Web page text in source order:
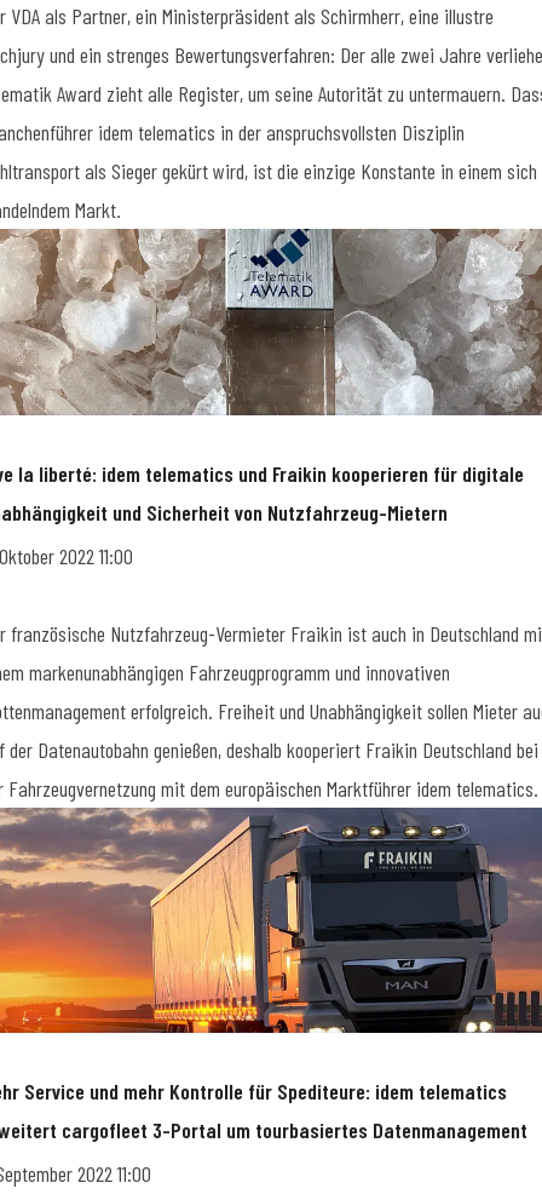
VDA als Partner, ein Ministerpräsident als Schirmherr, eine illustre
und ein strenges Bewertungsverfahren: Der alle zwei Jahre
Award zieht alle Register, um seine Autorität zu untermauern.
idem telematics in der anspruchsvollsten Disziplin
als Sieger gekürt wird, ist die einzige Konstante in einem sich
Markt.
la liberté: idem telematics und Fraikin kooperieren für digitale
und Sicherheit von Nutzfahrzeug-Mietern
2022 11:00
französische Nutzfahrzeug-Vermieter Fraikin ist auch in Deutschland
markenunabhängigen Fahrzeugprogramm und innovativen
erfolgreich. Freiheit und Unabhängigkeit sollen Mieter
der Datenautobahn genießen, deshalb kooperiert Fraikin Deutschland bei
Fahrzeugvernetzung mit dem europäischen Marktführer idem telematics.
Service und mehr Kontrolle für Spediteure: idem telematics
cargofleet 3-Portal um tourbasiertes Datenmanagement
2022 11:00